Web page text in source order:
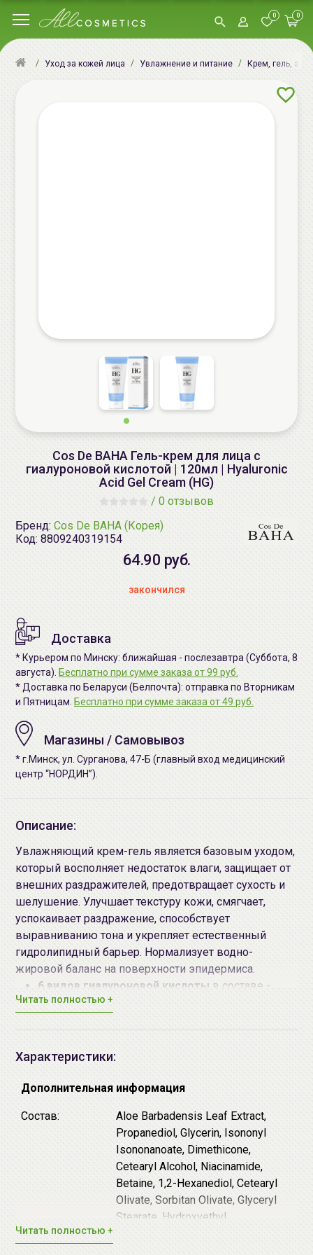
0 0
Уход за кожей лица Увлажнение и питание Крем, гель,
Cos De BAHA Гель-крем для лица с
гиалуроновой кислотой | 120мл | Hyaluronic
Acid Gel Cream (HG)
/ 0 отзывов
Бренд: Cos De BAHA (Корея)
Код: 8809240319154
64.90 руб.
закончился
Доставка
* Курьером по Минску: ближайшая - послезавтра (Суббота, 8
августа). Бесплатно при сумме заказа от 99 руб.
* Доставка по Беларуси (Белпочта): отправка по Вторникам
и Пятницам. Бесплатно при сумме заказа от 49 руб.
Магазины / Самовывоз
* г.Минск, ул. Сурганова, 47-Б (главный вход медицинский
центр “НОРДИН”).
Описание:
Увлажняющий крем-гель является базовым уходом,
который восполняет недостаток влаги, защищает от
внешних раздражителей, предотвращает сухость и
шелушение. Улучшает текстуру кожи, смягчает,
успокаивает раздражение, способствует
выравниванию тона и укрепляет естественный
гидролипидный барьер. Нормализует водно-
жировой баланс на поверхности эпидермиса.
6 видов гиалуроновой кислоты в составе -
обеспечивают увлажнение и удержание влаги в
ниацинамид- многофункциональный актив с
повышает барьерные функции кожи,
стимулирует выработку коллагена и
предотвращает жирный блеск, нормализует
активность сальных желез.
Дополнительные действующие компоненты:
Пантенол (витамин B5) - снимает покраснение и
зуд, укрепляет гидролипидный барьер,
препятствует испарению влаги, способствует
Читать полностью +
Характеристики:
Дополнительная информация
Состав:
Aloe Barbadensis Leaf Extract,
Propanediol, Glycerin, Isononyl
Isononanoate, Dimethicone,
Cetearyl Alcohol, Niacinamide,
Betaine, 1,2-Hexanediol, Cetearyl
Olivate, Sorbitan Olivate, Glyceryl
Stearate, Hydroxyethyl
Читать полностью +